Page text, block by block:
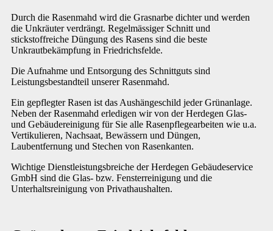
Durch die Rasenmahd wird die Grasnarbe dichter und werden
die Unkräuter verdrängt. Regelmässiger Schnitt und
stickstoffreiche Düngung des Rasens sind die beste
Unkrautbekämpfung in Friedrichsfelde.
Die Aufnahme und Entsorgung des Schnittguts sind
Leistungsbestandteil unserer Rasenmahd.
Ein gepflegter Rasen ist das Aushängeschild jeder Grünanlage.
Neben der Rasenmahd erledigen wir von der Herdegen Glas-
und Gebäudereinigung für Sie alle Rasenpflegearbeiten wie u.a.
Vertikulieren, Nachsaat, Bewässern und Düngen,
Laubentfernung und Stechen von Rasenkanten.
Wichtige Dienstleistungsbreiche der Herdegen Gebäudeservice
GmbH sind die Glas- bzw. Fensterreinigung und die
Unterhaltsreinigung von Privathaushalten.